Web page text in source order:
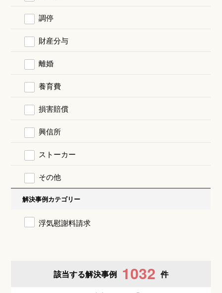
調停
財産分与
離婚
養育費
損害賠償
興信所
ストーカー
その他
解決事例カテゴリー
浮気慰謝料請求
該当する解決事例 1032 件